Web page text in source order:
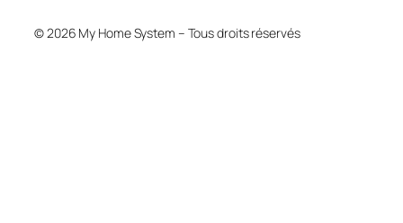
© 2026 My Home System – Tous droits réservés